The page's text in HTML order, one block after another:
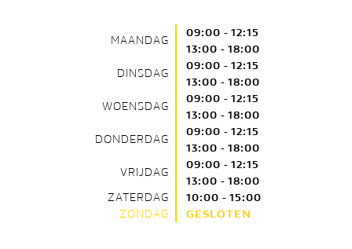
MAANDAG
09:00 - 12:15
13:00 - 18:00
DINSDAG
09:00 - 12:15
13:00 - 18:00
WOENSDAG
09:00 - 12:15
13:00 - 18:00
DONDERDAG
09:00 - 12:15
13:00 - 18:00
VRIJDAG
09:00 - 12:15
13:00 - 18:00
ZATERDAG
10:00 - 15:00
ZONDAG
GESLOTEN